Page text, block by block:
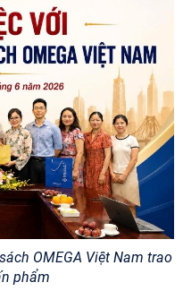
OMEGA Việt Nam trao
phẩm